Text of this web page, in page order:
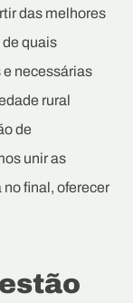
das melhores
quais
necessárias
rural
de
unir as
no final, oferecer